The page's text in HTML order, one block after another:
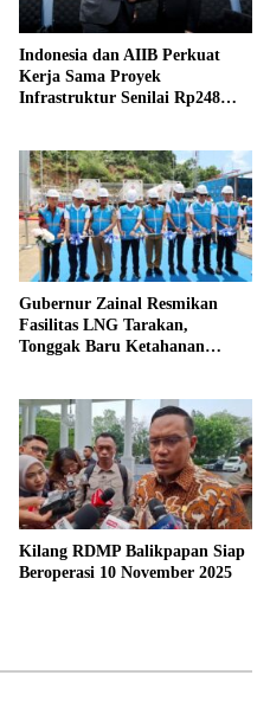
Indonesia dan AIIB Perkuat
Kerja Sama Proyek
Infrastruktur Senilai Rp248
Gubernur Zainal Resmikan
Fasilitas LNG Tarakan,
Tonggak Baru Ketahanan
Kilang RDMP Balikpapan Siap
Beroperasi 10 November 2025